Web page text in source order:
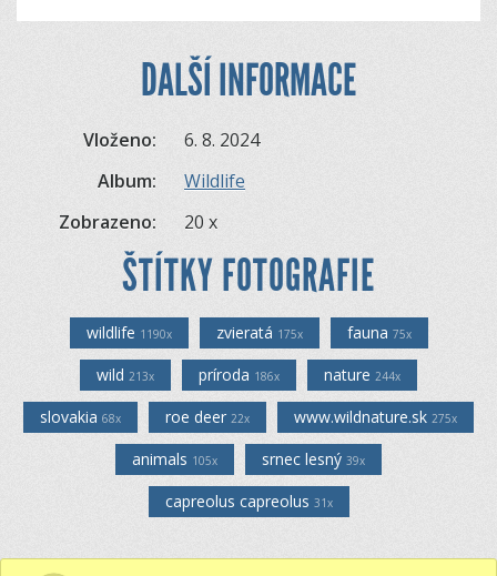
DALŠÍ INFORMACE
Vloženo:
6. 8. 2024
Album:
Wildlife
Zobrazeno:
20 x
ŠTÍTKY FOTOGRAFIE
wildlife 1190x zvieratá 175x fauna 75x
wild 213x príroda 186x nature 244x
slovakia 68x roe deer 22x www.wildnature.sk 275x
animals 105x srnec lesný 39x
capreolus capreolus 31x